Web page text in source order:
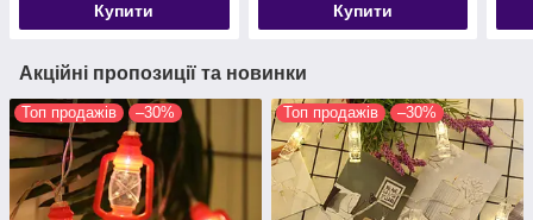
Купити Купити
Акційні пропозиції та новинки
Топ продажів –30% Топ продажів –30%